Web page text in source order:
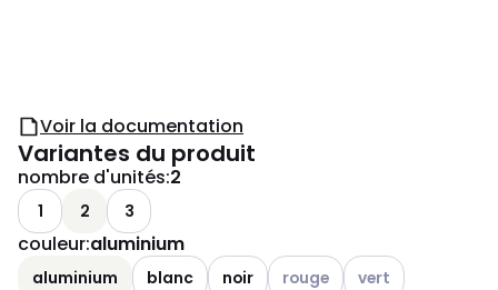
Voir la documentation
Variantes du produit
nombre d'unités:2
1 2 3
couleur:aluminium
aluminium blanc noir Voir les options disponibles
rouge Voir les options
vert